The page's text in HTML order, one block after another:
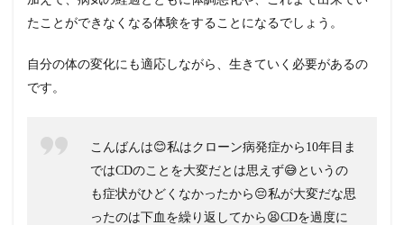
たことができなくなる体験をすることになるでしょう。
自分の体の変化にも適応しながら、生きていく必要があるの
です。
こんばんは😊私はクローン病発症から10年目ま
ではCDのことを大変だとは思えず😅というの
も症状がひどくなかったから😔私が大変だな思
ったのは下血を繰り返してから😫CDを過度に